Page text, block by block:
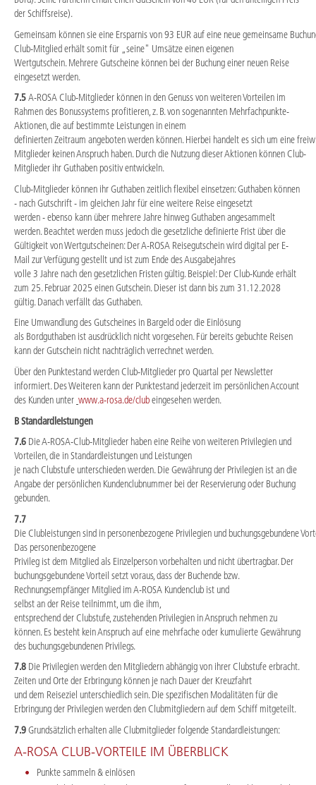
der Schiffsreise).
Gemeinsam können sie eine Ersparnis von 93 EUR auf eine neue gemeinsame
Club-Mitglied erhält somit für „seine" Umsätze einen eigenen
Wertgutschein. Mehrere Gutscheine können bei der Buchung einer neuen Reise
eingesetzt werden.
7.5A-ROSA Club-Mitglieder können in den Genuss von weiteren Vorteilen im
Rahmen des Bonussystems profitieren, z. B. von sogenannten Mehrfachpunkte-
Aktionen, die auf bestimmte Leistungen in einem
definierten Zeitraum angeboten werden können. Hierbei handelt es sich um eine
Mitglieder keinen Anspruch haben. Durch die Nutzung dieser Aktionen können Club-
Mitglieder ihr Guthaben positiv entwickeln.
Club-Mitglieder können ihr Guthaben zeitlich flexibel einsetzen: Guthaben können
- nach Gutschrift - im gleichen Jahr für eine weitere Reise eingesetzt
werden - ebenso kann über mehrere Jahre hinweg Guthaben angesammelt
werden. Beachtet werden muss jedoch die gesetzliche definierte Frist über die
Gültigkeit von Wertgutscheinen: Der A-ROSA Reisegutschein wird digital per E-
Mail zur Verfügung gestellt und ist zum Ende des Ausgabejahres
volle 3 Jahre nach den gesetzlichen Fristen gültig. Beispiel: Der Club-Kunde erhält
zum 25. Februar 2025 einen Gutschein. Dieser ist dann bis zum 31.12.2028
gültig. Danach verfällt das Guthaben.
Eine Umwandlung des Gutscheines in Bargeld oder die Einlösung
als Bordguthaben ist ausdrücklich nicht vorgesehen. Für bereits gebuchte Reisen
kann der Gutschein nicht nachträglich verrechnet werden.
Über den Punktestand werden Club-Mitglieder pro Quartal per Newsletter
informiert. Des Weiteren kann der Punktestand jederzeit im persönlichen Account
des Kunden unter www.a-rosa.de/clubeingesehen werden.
B Standardleistungen
7.6 Die A-ROSA-Club-Mitglieder haben eine Reihe von weiteren Privilegien und
Vorteilen, die in Standardleistungen und Leistungen
je nach Clubstufe unterschieden werden. Die Gewährung der Privilegien ist an die
Angabe der persönlichen Kundenclubnummer bei der Reservierung oder Buchung
gebunden.
7.7
Die Clubleistungen sind in personenbezogene Privilegien und buchungsgebundene
Das personenbezogene
Privileg ist dem Mitglied als Einzelperson vorbehalten und nicht übertragbar. Der
buchungsgebundene Vorteil setzt voraus, dass der Buchende bzw.
Rechnungsempfänger Mitglied im A-ROSA Kundenclub ist und
selbst an der Reise teilnimmt, um die ihm,
entsprechend der Clubstufe, zustehenden Privilegien in Anspruch nehmen zu
können. Es besteht kein Anspruch auf eine mehrfache oder kumulierte Gewährung
des buchungsgebundenen Privilegs.
7.8 Die Privilegien werden den Mitgliedern abhängig von ihrer Clubstufe erbracht.
Zeiten und Orte der Erbringung können je nach Dauer der Kreuzfahrt
und dem Reiseziel unterschiedlich sein. Die spezifischen Modalitäten für die
Erbringung der Privilegien werden den Clubmitgliedern auf dem Schiff mitgeteilt.
7.9Grundsätzlich erhalten alle Clubmitglieder folgende Standardleistungen:
A-ROSA CLUB-VORTEILE IM ÜBERBLICK
Punkte sammeln & einlösen